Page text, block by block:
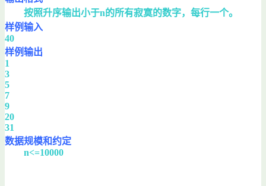
按照升序输出小于n的所有寂寞的数字，每行一个。
样例输入
40
样例输出
1
3
5
7
9
20
31
数据规模和约定
n<=10000